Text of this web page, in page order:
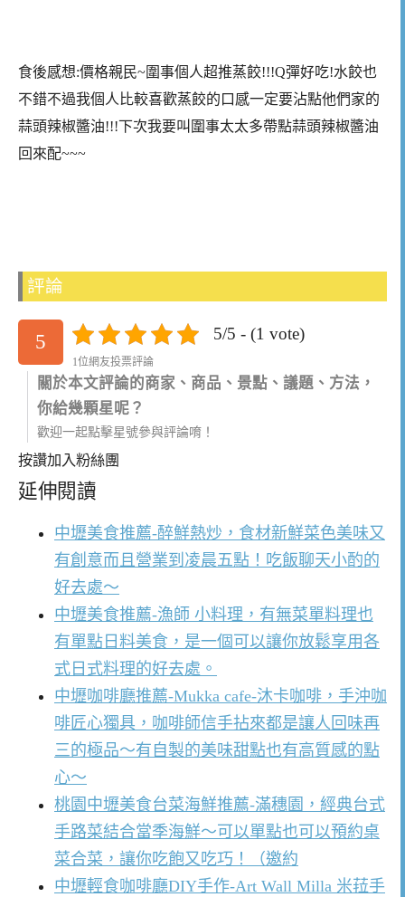
食後感想:價格親民~圍事個人超推蒸餃!!!Q彈好吃!水餃也
不錯不過我個人比較喜歡蒸餃的口感一定要沾點他們家的
蒜頭辣椒醬油!!!下次我要叫圍事太太多帶點蒜頭辣椒醬油
回來配~~~
評論
5 5/5 - (1 vote)
1位網友投票評論
關於本文評論的商家、商品、景點、議題、方法，
你給幾顆星呢？
歡迎一起點擊星號參與評論唷！
按讚加入粉絲團
延伸閱讀
中壢美食推薦-醉鮮熱炒，食材新鮮菜色美味又
有創意而且營業到凌晨五點！吃飯聊天小酌的
好去處～
中壢美食推薦-漁師 小料理，有無菜單料理也
有單點日料美食，是一個可以讓你放鬆享用各
式日式料理的好去處。
中壢咖啡廳推薦-Mukka cafe-沐卡咖啡，手沖咖
啡匠心獨具，咖啡師信手拈來都是讓人回味再
三的極品～有自製的美味甜點也有高質感的點
心～
桃園中壢美食台菜海鮮推薦-滿穗園，經典台式
手路菜結合當季海鮮～可以單點也可以預約桌
菜合菜，讓你吃飽又吃巧！（邀約
中壢輕食咖啡廳DIY手作-Art Wall Milla 米菈手